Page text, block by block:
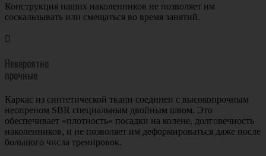
Конструкция наших наколенников не позволяет им
соскальзывать или смещаться во время занятий.

Невероятно
прочные
Каркас из синтетической ткани соединен с высокопрочным
неопреном SBR специальным двойным швом. Это
обеспечивает «плотность» посадки на колене, долговечность
наколенников, и не позволяет им деформироваться даже после
большого числа тренировок.